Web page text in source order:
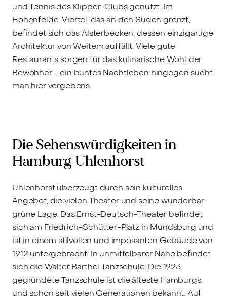
und Tennis des Klipper-Clubs genutzt. Im
Hohenfelde-Viertel, das an den Süden grenzt,
befindet sich das Alsterbecken, dessen einzigartige
Architektur von Weitem auffällt. Viele gute
Restaurants sorgen für das kulinarische Wohl der
Bewohner - ein buntes Nachtleben hingegen sucht
man hier vergebens.
Die Sehenswürdigkeiten in
Hamburg Uhlenhorst
Uhlenhorst überzeugt durch sein kulturelles
Angebot, die vielen Theater und seine wunderbar
grüne Lage. Das Ernst-Deutsch-Theater befindet
sich am Friedrich-Schütter-Platz in Mundsburg und
ist in einem stilvollen und imposanten Gebäude von
1912 untergebracht. In unmittelbarer Nähe befindet
sich die Walter Barthel Tanzschule. Die 1923
gegründete Tanzschule ist die älteste Hamburgs
und schon seit vielen Generationen bekannt. Auf